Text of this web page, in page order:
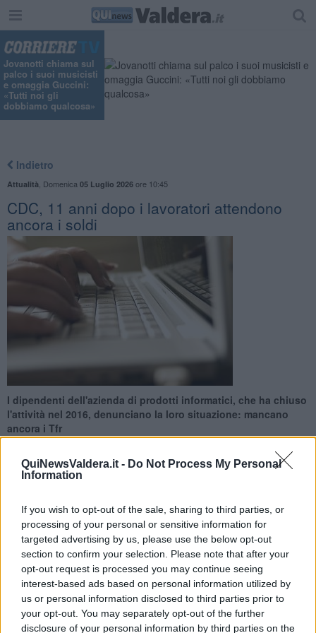
QuiNewsValdera.it - Do Not Process My Personal
Information
If you wish to opt-out of the sale, sharing to third parties, or
processing of your personal or sensitive information for
targeted advertising by us, please use the below opt-out
section to confirm your selection. Please note that after your
opt-out request is processed you may continue seeing
interest-based ads based on personal information utilized by
us or personal information disclosed to third parties prior to
your opt-out. You may separately opt-out of the further
disclosure of your personal information by third parties on the
Jovanotti chiama sul
palco i suoi musicisti
e omaggia Guccini:
«Tutti noi gli
dobbiamo qualcosa»
Indietro
Attualità Domenica 05 Luglio 2026ore 10:45
CDC, 11 anni dopo i lavoratori attendono
ancora i soldi
I dipendenti dell'azienda di prodotti informatici, che ha chiuso
l'attività nel 2016, denunciano la loro situazione: mancano
ancora i Tfr
CALCINAIA —Tornano purtroppo alla ribalta gliex lavoratori
della Cdc, poi CiDiCi, azienda di prodotti informatici con sede
legale a Pontedera che, dal 2016, ha chiuso i battenti dopo il
fallimento.
Un gruppo di queste persone, infatti, sta ancora aspettando di
ricevere parte delle somme loro dovute, che riguardano per
esempio i Tfr, ma anche le ferie e le maternità. Secondo quanto
riportato daIl Tirreno , infatti, i soldi a disposizione ci sono, ma la